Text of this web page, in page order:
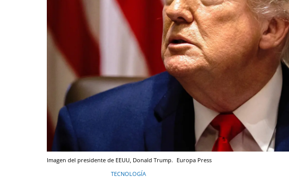
Imagen del presidente de EEUU, Donald Trump. Europa Press
TECNOLOGÍA